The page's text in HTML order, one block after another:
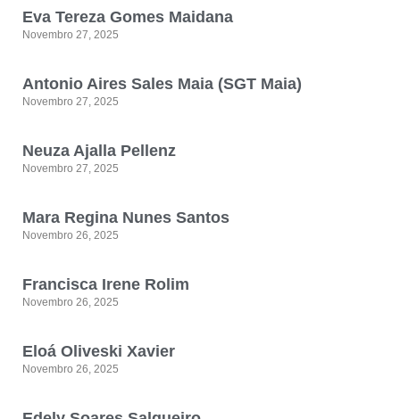
Eva Tereza Gomes Maidana
Novembro 27, 2025
Antonio Aires Sales Maia (SGT Maia)
Novembro 27, 2025
Neuza Ajalla Pellenz
Novembro 27, 2025
Mara Regina Nunes Santos
Novembro 26, 2025
Francisca Irene Rolim
Novembro 26, 2025
Eloá Oliveski Xavier
Novembro 26, 2025